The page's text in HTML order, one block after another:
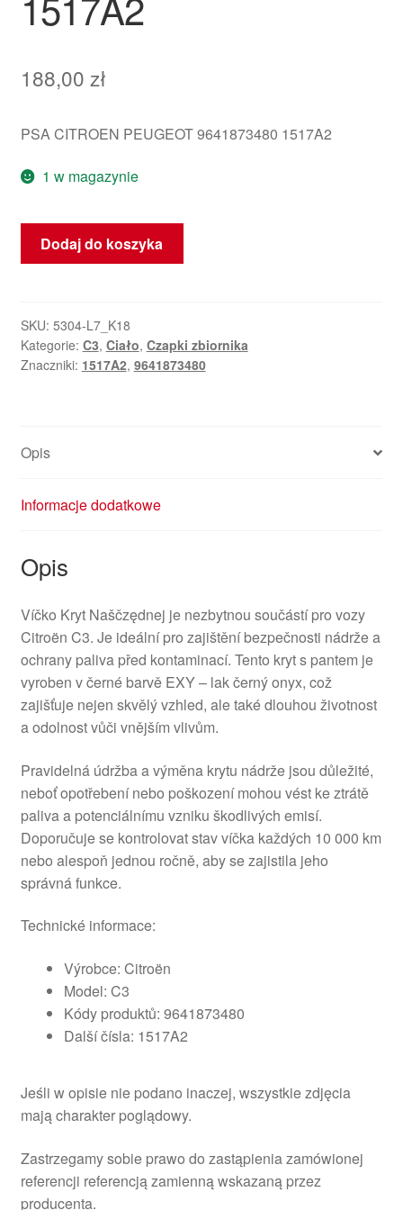
188,00 zł
PSA CITROEN PEUGEOT 9641873480 1517A2
1 w magazynie
ilość
Víčko
Citroën
C3
EXY
Dodaj do koszyka
SKU: 5304-L7_K18
Kategorie: C3, Ciało, Czapki zbiornika
Znaczniki: 1517A2, 9641873480
Opis
Informacje dodatkowe
Opis
Víčko Kryt Naščzędnej je nezbytnou součástí pro vozy
Citroën C3. Je ideální pro zajištění bezpečnosti nádrže a
ochrany paliva před kontaminací. Tento kryt s pantem je
vyroben v černé barvě EXY – lak černý onyx, což
zajišťuje nejen skvělý vzhled, ale také dlouhou životnost
a odolnost vůči vnějším vlivům.
Pravidelná údržba a výměna krytu nádrže jsou důležité,
neboť opotřebení nebo poškození mohou vést ke ztrátě
paliva a potenciálnímu vzniku škodlivých emisí.
Doporučuje se kontrolovat stav víčka každých 10 000 km
nebo alespoň jednou ročně, aby se zajistila jeho
správná funkce.
Technické informace:
Výrobce: Citroën
Model: C3
Kódy produktů: 9641873480
Další čísla: 1517A2
Jeśli w opisie nie podano inaczej, wszystkie zdjęcia
mają charakter poglądowy.
Zastrzegamy sobie prawo do zastąpienia zamówionej
referencji referencją zamienną wskazaną przez
producenta.